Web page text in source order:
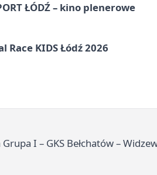
ŁÓDŹ – kino plenerowe
Race KIDS Łódź 2026
I – GKS Bełchatów –